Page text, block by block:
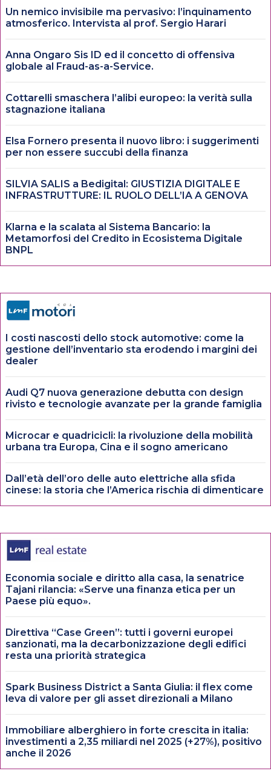
Un nemico invisibile ma pervasivo: l’inquinamento
atmosferico. Intervista al prof. Sergio Harari
Anna Ongaro Sis ID ed il concetto di offensiva
globale al Fraud-as-a-Service.
Cottarelli smaschera l’alibi europeo: la verità sulla
stagnazione italiana
Elsa Fornero presenta il nuovo libro: i suggerimenti
per non essere succubi della finanza
SILVIA SALIS a Bedigital: GIUSTIZIA DIGITALE E
INFRASTRUTTURE: IL RUOLO DELL’IA A GENOVA
Klarna e la scalata al Sistema Bancario: la
Metamorfosi del Credito in Ecosistema Digitale
BNPL
I costi nascosti dello stock automotive: come la
gestione dell’inventario sta erodendo i margini dei
dealer
Audi Q7 nuova generazione debutta con design
rivisto e tecnologie avanzate per la grande famiglia
Microcar e quadricicli: la rivoluzione della mobilità
urbana tra Europa, Cina e il sogno americano
Dall’età dell’oro delle auto elettriche alla sfida
cinese: la storia che l’America rischia di dimenticare
Economia sociale e diritto alla casa, la senatrice
Tajani rilancia: «Serve una finanza etica per un
Paese più equo».
Direttiva “Case Green”: tutti i governi europei
sanzionati, ma la decarbonizzazione degli edifici
resta una priorità strategica
Spark Business District a Santa Giulia: il flex come
leva di valore per gli asset direzionali a Milano
Immobiliare alberghiero in forte crescita in italia:
investimenti a 2,35 miliardi nel 2025 (+27%), positivo
anche il 2026